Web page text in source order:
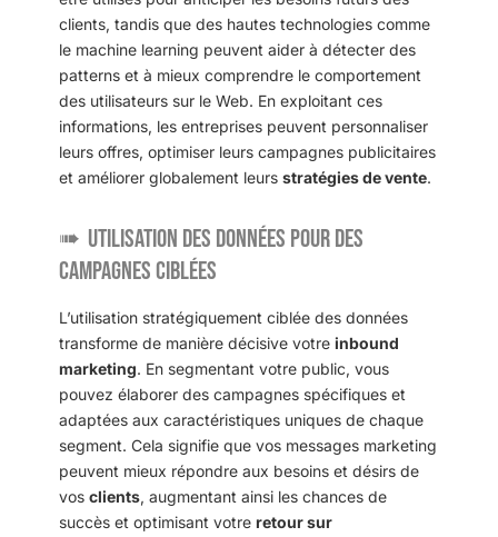
clients, tandis que des hautes technologies comme
le machine learning peuvent aider à détecter des
patterns et à mieux comprendre le comportement
des utilisateurs sur le Web. En exploitant ces
informations, les entreprises peuvent personnaliser
leurs offres, optimiser leurs campagnes publicitaires
et améliorer globalement leurs stratégies de vente.
Utilisation des données pour des
campagnes ciblées
L’utilisation stratégiquement ciblée des données
transforme de manière décisive votre inbound
marketing. En segmentant votre public, vous
pouvez élaborer des campagnes spécifiques et
adaptées aux caractéristiques uniques de chaque
segment. Cela signifie que vos messages marketing
peuvent mieux répondre aux besoins et désirs de
vos clients, augmentant ainsi les chances de
succès et optimisant votre retour sur